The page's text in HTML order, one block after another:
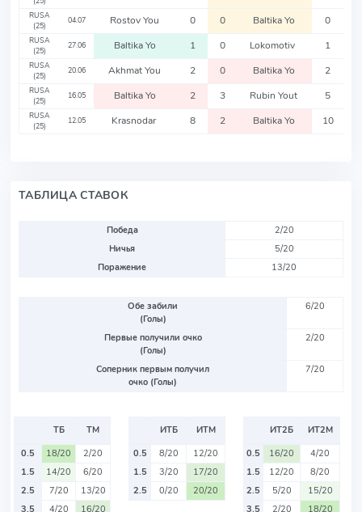
RUSA
(25)
04.07 Rostov You 0 0 Baltika Yo 0
RUSA
(25)
27.06 Baltika Yo 1 0 Lokomotiv 1
RUSA
(25)
20.06 Akhmat You 2 0 Baltika Yo 2
RUSA
(25)
16.05 Baltika Yo 2 3 Rubin Yout 5
RUSA
(25)
12.05 Krasnodar 8 2 Baltika Yo 10
ТАБЛИЦА СТАВОК
Победа
2/20
Ничья
5/20
Поражение
13/20
Обе забили
(Голы)
6/20
Первые получили очко
(Голы)
2/20
Соперник первым получил
очко (Голы)
7/20
ТБ
ТМ
0.5
18/20
2/20
1.5
14/20
6/20
2.5
7/20
13/20
3.5
4/20
16/20
ИТБ
ИТМ
0.5
8/20
12/20
1.5
3/20
17/20
2.5
0/20 20/20
ИТ2Б
ИТ2М
0.5
16/20
4/20
1.5
12/20
8/20
2.5
5/20
15/20
3.5
2/20
18/20